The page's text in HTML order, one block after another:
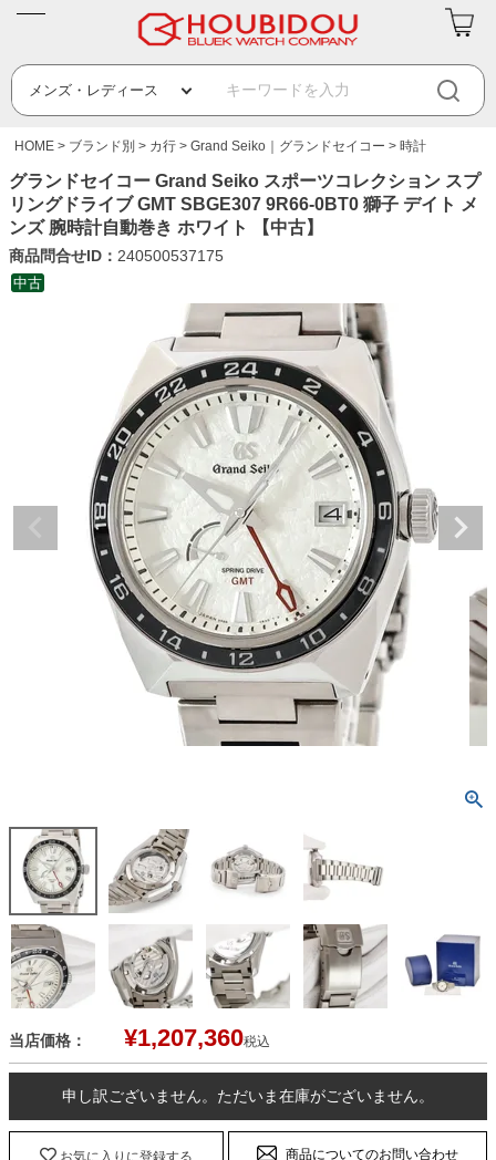
HOME ブランド別 カ行 Grand Seiko｜グランドセイコー 時計
グランドセイコー Grand Seiko スポーツコレクション スプ
リングドライブ GMT SBGE307 9R66-0BT0 獅子 デイト メ
ンズ 腕時計自動巻き ホワイト 【中古】
商品問合せID： 240500537175
中古
当店価格： ¥1,207,360税込
申し訳ございません。ただいま在庫がございません。
お気に入りに登録する 商品についてのお問い合わせ